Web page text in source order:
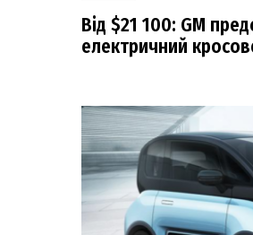
Від $21 100: GM
електричний